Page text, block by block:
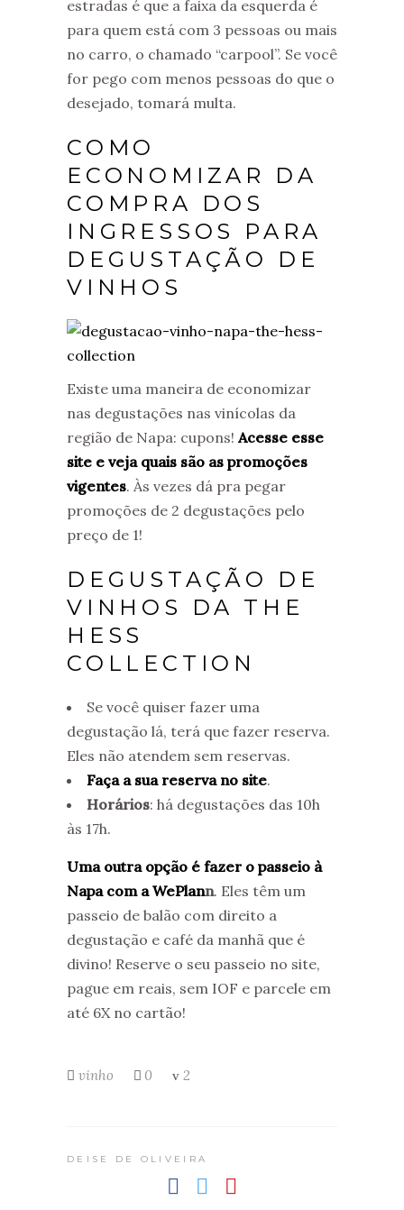
estradas é que a faixa da esquerda é
para quem está com 3 pessoas ou mais
no carro, o chamado “carpool”. Se você
for pego com menos pessoas do que o
desejado, tomará multa.
COMO
ECONOMIZAR DA
COMPRA DOS
INGRESSOS PARA
DEGUSTAÇÃO DE
VINHOS
Existe uma maneira de economizar
nas degustações nas vinícolas da
região de Napa: cupons! Acesse esse
site e veja quais são as promoções
vigentes. Às vezes dá pra pegar
promoções de 2 degustações pelo
preço de 1!
DEGUSTAÇÃO DE
VINHOS DA THE
HESS
COLLECTION
Se você quiser fazer uma
degustação lá, terá que fazer reserva.
Eles não atendem sem reservas.
Faça a sua reserva no site.
Horários: há degustações das 10h
às 17h.
Uma outra opção é fazer o passeio à
Napa com a WePlann. Eles têm um
passeio de balão com direito a
degustação e café da manhã que é
divino! Reserve o seu passeio no site,
pague em reais, sem IOF e parcele em
até 6X no cartão!
vinho 0 2
DEISE DE OLIVEIRA